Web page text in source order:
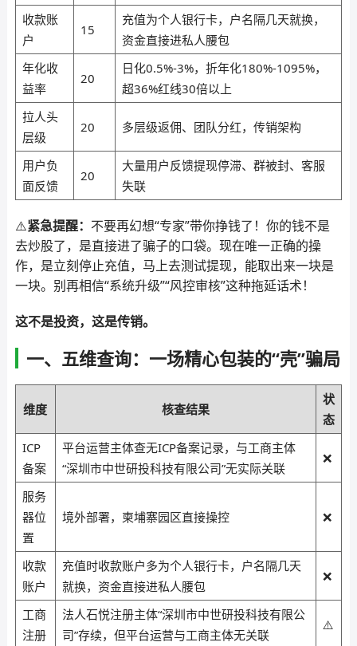
收款账
户
15
充值为个人银行卡，户名隔几天就换，
资金直接进私人腰包
年化收
益率
20
日化0.5%-3%，折年化180%-1095%，
超36%红线30倍以上
拉人头
层级
20 多层级返佣、团队分红，传销架构
用户负
面反馈
20
大量用户反馈提现停滞、群被封、客服
失联
⚠️紧急提醒： 不要再幻想“专家”带你挣钱了！你的钱不是
去炒股了，是直接进了骗子的口袋。现在唯一正确的操
作，是立刻停止充值，马上去测试提现，能取出来一块是
一块。别再相信“系统升级”“风控审核”这种拖延话术！
这不是投资，这是传销。
一、五维查询：一场精心包装的“壳”骗局
维度 核查结果
状
态
ICP
备案
平台运营主体查无ICP备案记录，与工商主体
“深圳市中世研投科技有限公司”无实际关联
❌
服务
器位
置
境外部署，柬埔寨园区直接操控 ❌
收款
账户
充值时收款账户多为个人银行卡，户名隔几天
就换，资金直接进私人腰包
❌
工商
注册
法人石悦注册主体“深圳市中世研投科技有限公
司”存续，但平台运营与工商主体无关联
⚠️